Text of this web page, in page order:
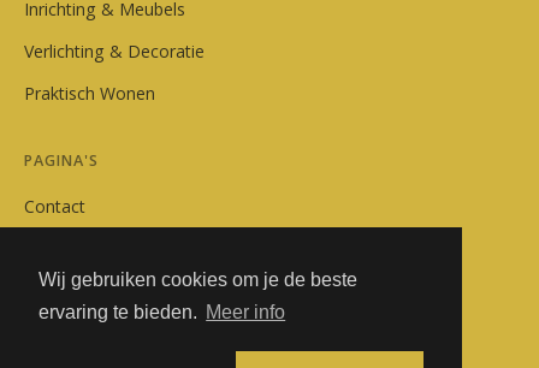
Wij gebruiken cookies om je de beste
ervaring te bieden. Meer info
Inrichting & Meubels
Verlichting & Decoratie
Praktisch Wonen
PAGINA'S
Contact
Algemene Voorwaarden